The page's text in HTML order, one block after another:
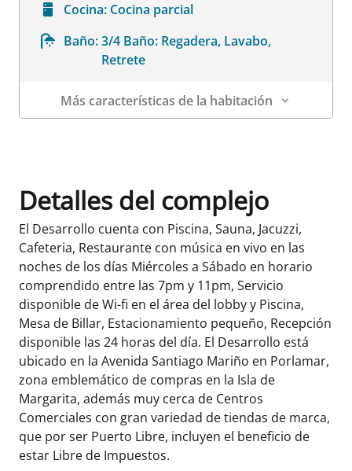
Cocina: Cocina parcial
Baño: 3/4 Baño: Regadera, Lavabo,
Retrete
Más características de la habitación
Detalles del complejo
El Desarrollo cuenta con Piscina, Sauna, Jacuzzi,
Cafeteria, Restaurante con música en vivo en las
noches de los días Miércoles a Sábado en horario
comprendido entre las 7pm y 11pm, Servicio
disponible de Wi-fi en el área del lobby y Piscina,
Mesa de Billar, Estacionamiento pequeño, Recepción
disponible las 24 horas del día. El Desarrollo está
ubicado en la Avenida Santiago Mariño en Porlamar,
zona emblemático de compras en la Isla de
Margarita, además muy cerca de Centros
Comerciales con gran variedad de tiendas de marca,
que por ser Puerto Libre, incluyen el beneficio de
estar Libre de Impuestos.